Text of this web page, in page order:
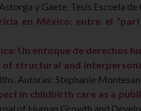
y Gaete, Tesis Escuela
en México: entre el
Un enfoque de derechos
of structural and
Autoras: Stephanie
in childbirth care as a
of Human Growth and